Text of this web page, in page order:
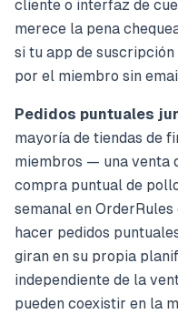
cliente o interfaz de
merece la pena
si tu app de
por el miembro sin
Pedidos puntuales
mayoría de tiendas de
miembros — una venta
compra puntual de
semanal en
hacer pedidos
giran en su propia
independiente de la
pueden coexistir en la